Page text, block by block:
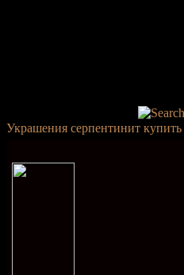
Украшения серпентинит купить